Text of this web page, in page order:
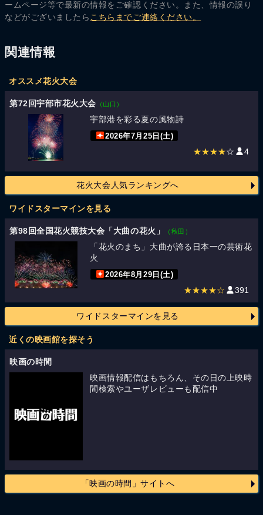
ームページ等で最新の情報をご確認ください。また、情報の誤り
などがございましたら こちらまでご連絡ください。
関連情報
オススメ花火大会
第72回宇部市花火大会 （山口）
宇部港を彩る夏の風物詩
2026年7月25日(土)
★★★★☆ 4
花火大会人気ランキングへ
ワイドスターマインを見る
第98回全国花火競技大会「大曲の花火」 （秋田）
「花火のまち」大曲が誇る日本一の芸術花
火
2026年8月29日(土)
★★★★☆ 391
ワイドスターマインを見る
近くの映画館を探そう
映画の時間
映画情報配信はもちろん、その日の上映時
間検索やユーザレビューも配信中
「映画の時間」サイトへ